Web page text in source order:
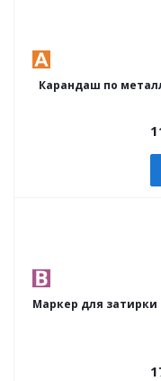
Карандаш по
Маркер для